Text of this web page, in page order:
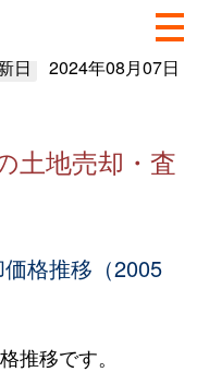
日 2024年08月07日
土地売却・査
格推移（2005
推移です。